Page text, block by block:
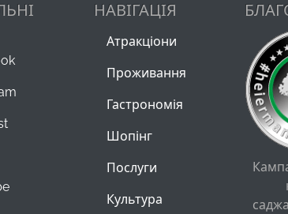
НАВІГАЦІЯ
Атракціони
Проживання
Гастрономія
Шопінг
Послуги
Культура